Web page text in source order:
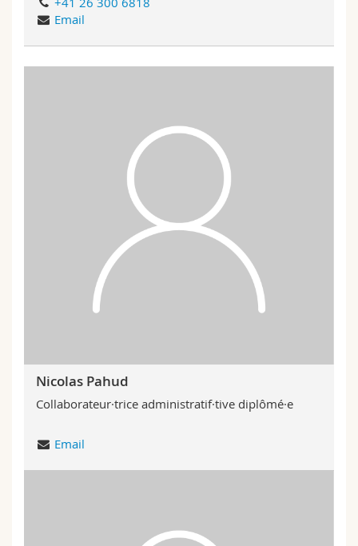
Email
Nicolas Pahud
Collaborateur·trice administratif·tive diplômé·e
Email